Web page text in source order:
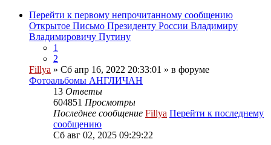
Перейти к первому непрочитанному сообщению
Открытое Письмо Президенту России Владимиру
Владимировичу Путину
1
2
Fillya » Сб апр 16, 2022 20:33:01 » в форуме
Фотоальбомы АНГЛИЧАН
13 Ответы
604851 Просмотры
Последнее сообщение Fillya Перейти к последнему
сообщению
Сб авг 02, 2025 09:29:22